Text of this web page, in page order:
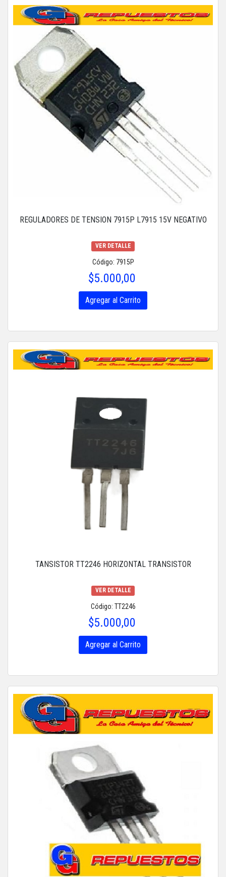
REGULADORES DE TENSION 7915P L7915 15V NEGATIVO
VER DETALLE
Código: 7915P
$5.000,00
Agregar al Carrito
TANSISTOR TT2246 HORIZONTAL TRANSISTOR
VER DETALLE
Código: TT2246
$5.000,00
Agregar al Carrito